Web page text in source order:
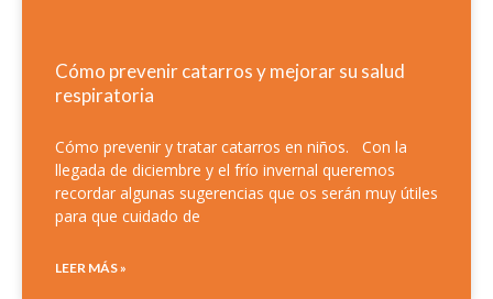
Cómo prevenir catarros y mejorar su salud
respiratoria
Cómo prevenir y tratar catarros en niños. Con la
llegada de diciembre y el frío invernal queremos
recordar algunas sugerencias que os serán muy útiles
para que cuidado de
LEER MÁS »